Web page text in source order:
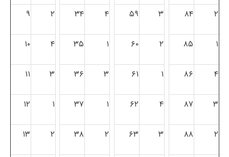
۲ ۸۴ ۳ ۵۹ ۴ ۳۴ ۲ ۹
۱ ۸۵ ۲ ۶۰ ۱ ۳۵ ۴ ۱۰
۴ ۸۶ ۱ ۶۱ ۳ ۳۶ ۳ ۱۱
۳ ۸۷ ۴ ۶۲ ۱ ۳۷ ۱ ۱۲
۲ ۸۸ ۳ ۶۳ ۲ ۳۸ ۲ ۱۳